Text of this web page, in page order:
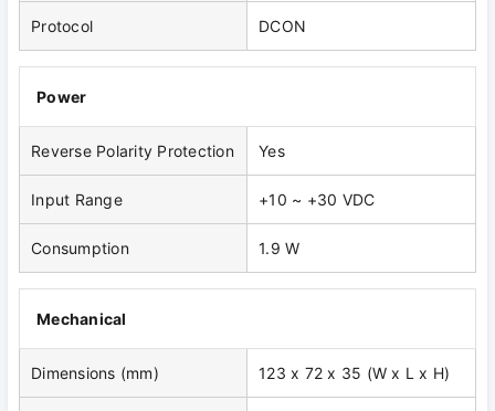
Protocol DCON
Power
Reverse Polarity Protection Yes
Input Range +10 ~ +30 VDC
Consumption 1.9 W
Mechanical
Dimensions (mm) 123 x 72 x 35 (W x L x H)